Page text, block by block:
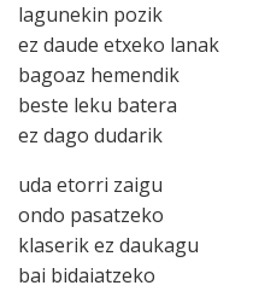
lagunekin pozik
ez daude etxeko lanak
bagoaz hemendik
beste leku batera
ez dago dudarik
uda etorri zaigu
ondo pasatzeko
klaserik ez daukagu
bai bidaiatzeko